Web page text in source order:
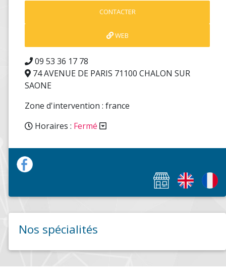
CONTACTER
WEB
09 53 36 17 78
74 AVENUE DE PARIS 71100 CHALON SUR
SAONE
Zone d'intervention : france
Horaires : Fermé
Nos spécialités